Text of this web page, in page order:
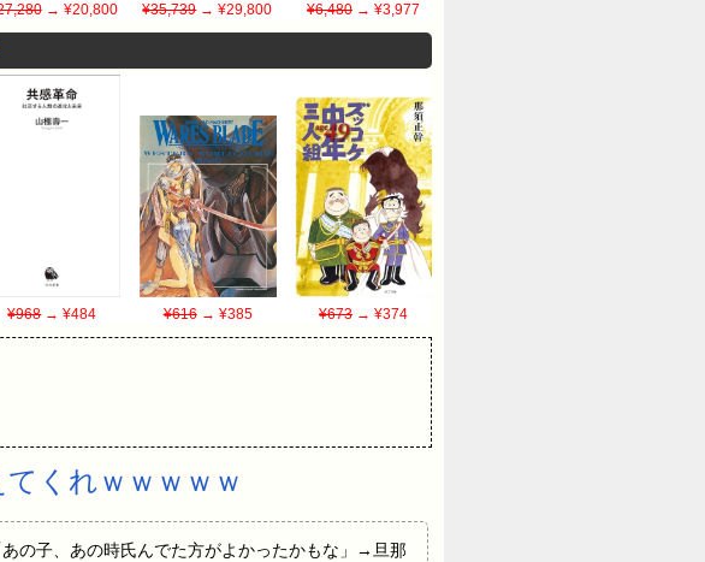
→ ¥20,800 ¥35,739→ ¥29,800 ¥6,480→ ¥3,977
¥968→ ¥484 ¥616→ ¥385 ¥673→ ¥374
くれｗｗｗｗｗ
の子、あの時氏んでた方がよかったかもな」→旦那